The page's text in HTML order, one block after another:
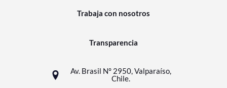
Trabaja con nosotros
Transparencia
Av. Brasil N° 2950, Valparaíso,
Chile.